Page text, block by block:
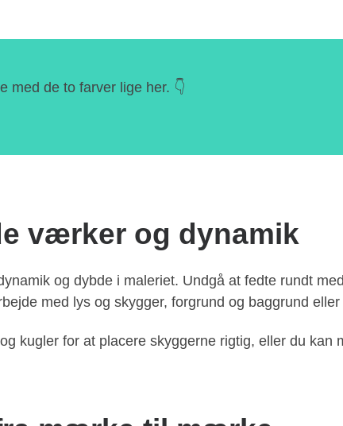
med de to farver lige her. 👇
værker og dynamik
og dybde i maleriet. Undgå at fedte rundt
med lys og skygger, forgrund og baggrund
kugler for at placere skyggerne rigtig, eller du